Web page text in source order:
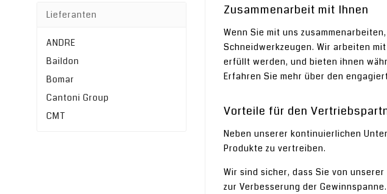
Lieferanten
ANDRE
Baildon
Bomar
Cantoni Group
CMT
Zusammenarbeit mit Ihnen
Wenn Sie mit uns
Schneidwerkzeugen. Wir arbeiten
erfüllt werden, und bieten ihnen
Erfahren Sie mehr über den
Vorteile für den
Neben unserer kontinuierlichen
Produkte zu vertreiben.
Wir sind sicher, dass Sie von
zur Verbesserung der Gewinnspanne.